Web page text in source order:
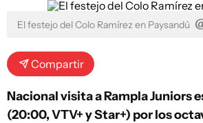
El festejo del Colo Ramírez en Paysandú
Compartir
Nacional visita a Rampla Juniors
(20:00, VTV+ y Star+) por los